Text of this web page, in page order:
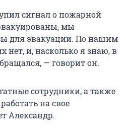
сигнал о пожарной
мы
для эвакуации. По нашим
нет, и, насколько я знаю, в
— говорит он.
сотрудники, а также
на свое
Александр.